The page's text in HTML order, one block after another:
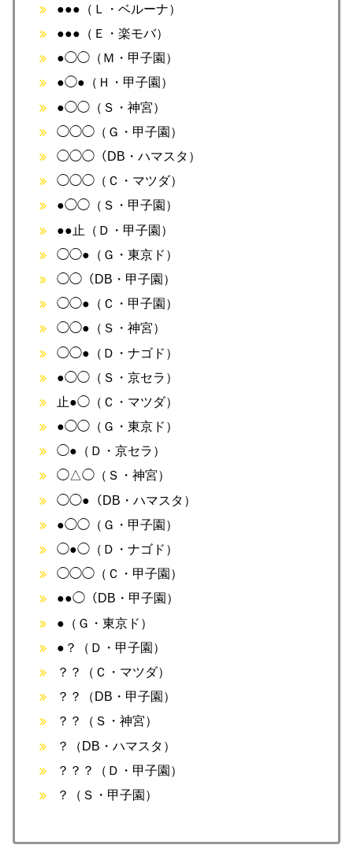
●●●（Ｌ・ベルーナ）
●●●（Ｅ・楽モバ）
●◯◯（Ｍ・甲子園）
●◯●（Ｈ・甲子園）
●◯◯（Ｓ・神宮）
◯◯◯（Ｇ・甲子園）
◯◯◯（DB・ハマスタ）
◯◯◯（Ｃ・マツダ）
●◯◯（Ｓ・甲子園）
●●止（Ｄ・甲子園）
◯◯●（Ｇ・東京ド）
◯◯（DB・甲子園）
◯◯●（Ｃ・甲子園）
◯◯●（Ｓ・神宮）
◯◯●（Ｄ・ナゴド）
●◯◯（Ｓ・京セラ）
止●◯（Ｃ・マツダ）
●◯◯（Ｇ・東京ド）
◯●（Ｄ・京セラ）
◯△◯（Ｓ・神宮）
◯◯●（DB・ハマスタ）
●◯◯（Ｇ・甲子園）
◯●◯（Ｄ・ナゴド）
◯◯◯（Ｃ・甲子園）
●●◯（DB・甲子園）
●（Ｇ・東京ド）
●？（Ｄ・甲子園）
？？（Ｃ・マツダ）
？？（DB・甲子園）
？？（Ｓ・神宮）
？（DB・ハマスタ）
？？？（Ｄ・甲子園）
？（Ｓ・甲子園）